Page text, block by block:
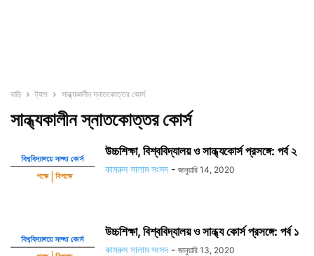
বাড়ি ট্যাগ সান্ধ্যকালীন স্নাতকোত্তর কোর্স
সান্ধ্যকালীন স্নাতকোত্তর কোর্স
উচ্চশিক্ষা, বিশ্ববিদ্যালয় ও সান্ধ্যকোর্স প্রসঙ্গে: পর্ব ২
কামরুস সালাম সংসদ - জানুয়ারি 14, 2020
উচ্চশিক্ষা, বিশ্ববিদ্যালয় ও সান্ধ্য কোর্স প্রসঙ্গে: পর্ব ১
কামরুস সালাম সংসদ - জানুয়ারি 13, 2020